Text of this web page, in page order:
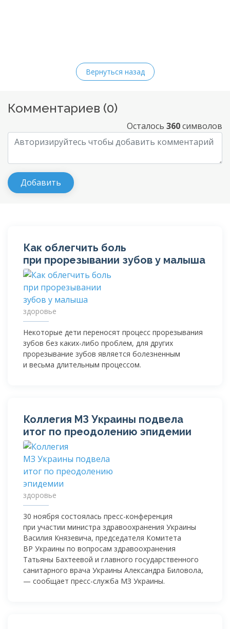
Вернуться назад
Комментариев (0)
Осталось 360символов
Как облегчить боль
при прорезывании зубов у малыша
здоровье
Некоторые дети переносят процесс прорезывания
зубов без каких-либо проблем, для других
прорезывание зубов является болезненным
и весьма длительным процессом.
Коллегия МЗ Украины подвела
итог по преодолению эпидемии
здоровье
30 ноября состоялась пресс-конференция
при участии министра здравоохранения Украины
Василия Князевича, председателя Комитета
ВР Украины по вопросам здравоохранения
Татьяны Бахтеевой и главного государственного
санитарного врача Украины Александра Биловола,
— сообщает пресс-служба МЗ Украины.